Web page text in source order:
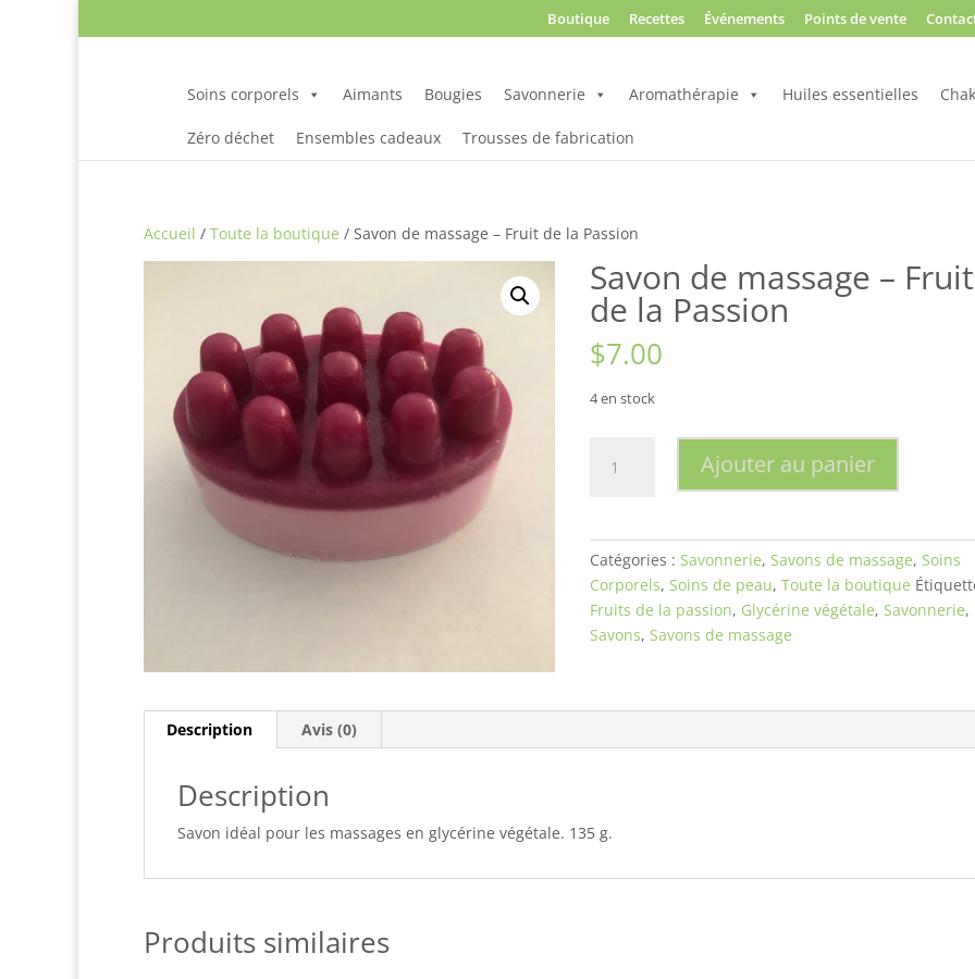
Boutique Recettes Événements Points de vente
Soins corporels Aimants Bougies Savonnerie Aromathérapie Huiles essentielles
Zéro déchet Ensembles cadeaux Trousses de fabrication
Accueil / Toute la boutique / Savon de massage – Fruit de la Passion
Savon de massage – Fruit
de la Passion
$7.00
4 en stock
massage
Fruit
Ajouter au panier
Catégories : Savonnerie, Savons de massage, Soins
Corporels, Soins de peau, Toute la boutique
Fruits de la passion, Glycérine végétale, Savonnerie,
Savons, Savons de massage
Description Avis (0)
Description
Savon idéal pour les massages en glycérine végétale. 135 g.
Produits similaires